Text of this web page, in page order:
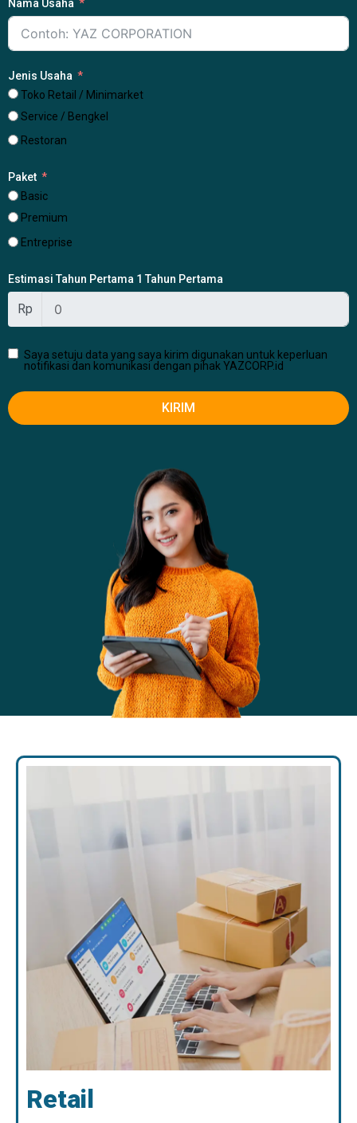
Nama Usaha
Jenis Usaha
Toko Retail / Minimarket
Service / Bengkel
Restoran
Paket
Basic
Premium
Entreprise
Estimasi Tahun Pertama 1 Tahun Pertama
Rp
Saya setuju data yang saya kirim digunakan untuk keperluan
notifikasi dan komunikasi dengan pihak YAZCORP.id
KIRIM
Retail